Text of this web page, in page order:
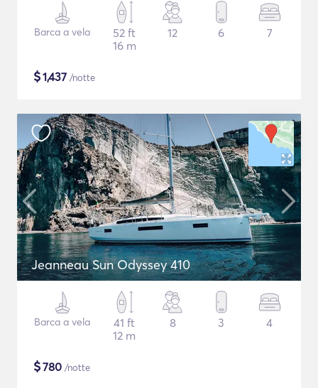
Barca a vela
52 ft
16 m
12 6 7
$1,437 /notte
Jeanneau Sun Odyssey 410
Barca a vela
41 ft
12 m
8 3 4
$780 /notte